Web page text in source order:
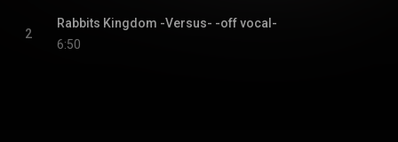
2
Rabbits Kingdom -Versus- -off vocal-
6:50